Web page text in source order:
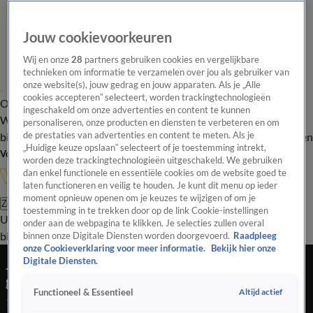
Overzicht Onze programma's Uitzendingen Onze gezichten
In de
WandelgangenInterviewsUitzending
bijwonenPodcastShopVeelgestelde vragenKijkersvraag insturen
Volg Vandaag Inside
Zoeken
UitzendingenVandaag InsideDe OranjezomerShopUitzending
bijwonen
Johan begrijpt ontslag van Lukoki na huiselijk
geweld: 'Hij heeft een voorbeeldfunctie'
18 feb 2022, 00:33
Jouw cookievoorkeuren
Wij en onze28 partners gebruiken cookies en vergelijkbare
technieken om informatie te verzamelen over jou als gebruiker van
onze website(s), jouw gedrag en jouw apparaten. Als je „Alle
cookies accepteren” selecteert, worden trackingtechnologieën
ingeschakeld om onze advertenties en content te kunnen
personaliseren, onze producten en diensten te verbeteren en om
de prestaties van advertenties en content te meten. Als je
„Huidige keuze opslaan” selecteert of je toestemming intrekt,
worden deze trackingtechnologieën uitgeschakeld. We gebruiken
dan enkel functionele en essentiële cookies om de website goed te
laten functioneren en veilig te houden. Je kunt dit menu op ieder
moment opnieuw openen om je keuzes te wijzigen of om je
toestemming in te trekken door op de link Cookie-instellingen
onder aan de webpagina te klikken. Je selecties zullen overal
binnen onze Digitale Diensten worden doorgevoerd. Raadpleeg
onze Cookieverklaring voor meer informatie.
Bekijk hier onze
Digitale Diensten.
Functioneel & Essentieel Altijd actief